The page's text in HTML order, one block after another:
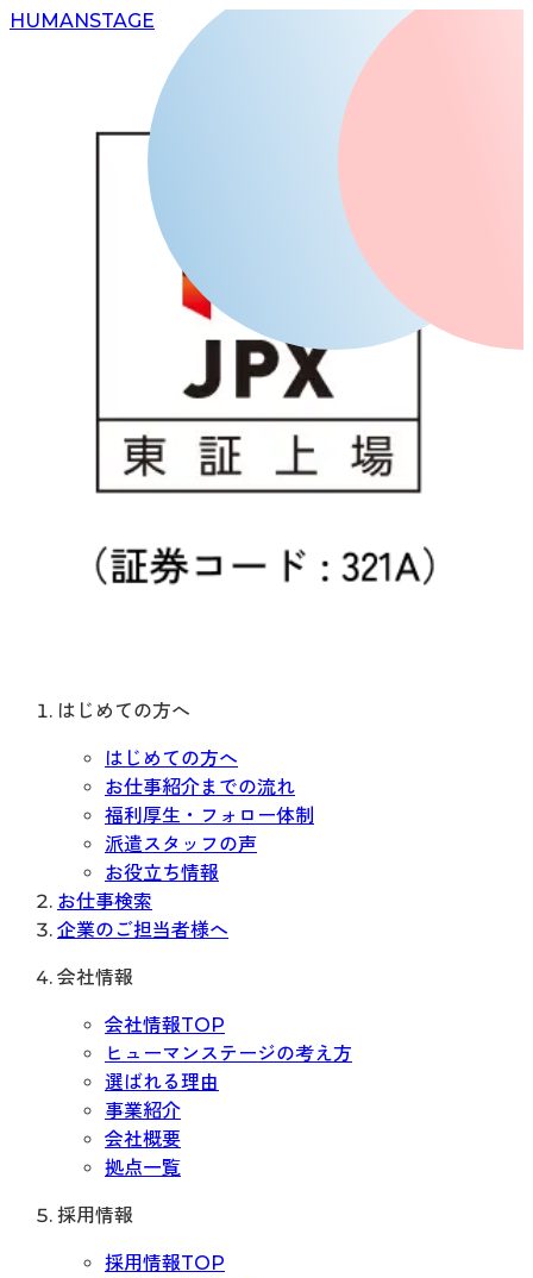
HUMANSTAGE
はじめての方へ
はじめての方へ
お仕事紹介までの流れ
福利厚生・フォロー体制
派遣スタッフの声
お役立ち情報
お仕事検索
企業のご担当者様へ
会社情報
会社情報TOP
ヒューマンステージの考え方
選ばれる理由
事業紹介
会社概要
拠点一覧
採用情報
採用情報TOP